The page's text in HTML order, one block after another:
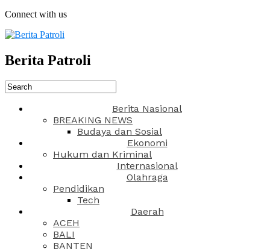
Connect with us
Berita Patroli
Berita Nasional
BREAKING NEWS
Budaya dan Sosial
Ekonomi
Hukum dan Kriminal
Internasional
Olahraga
Pendidikan
Tech
Daerah
ACEH
BALI
BANTEN